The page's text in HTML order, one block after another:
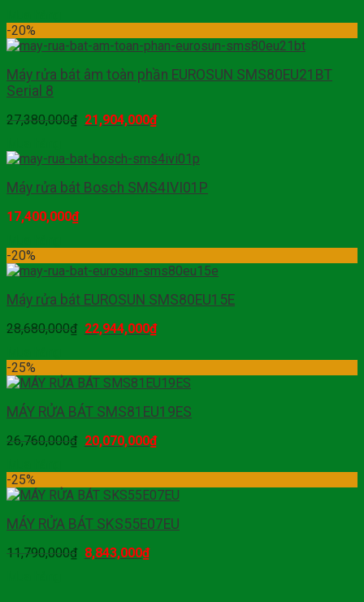
-20%
Máy rửa bát âm toàn phần EUROSUN SMS80EU21BT
Serial 8
27,380,000₫ 21,904,000₫
Máy rửa bát Bosch SMS4IVI01P
17,400,000₫
-20%
Máy rửa bát EUROSUN SMS80EU15E
28,680,000₫ 22,944,000₫
-25%
MÁY RỬA BÁT SMS81EU19ES
26,760,000₫ 20,070,000₫
-25%
MÁY RỬA BÁT SKS55E07EU
11,790,000₫ 8,843,000₫